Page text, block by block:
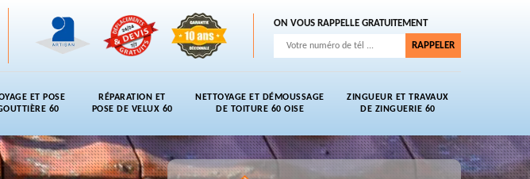
ON VOUS RAPPELLE GRATUITEMENT
ET POSE
60
RÉPARATION ET
POSE DE VELUX 60
NETTOYAGE ET DÉMOUSSAGE
DE TOITURE 60 OISE
ZINGUEUR ET TRAVAUX
DE ZINGUERIE 60